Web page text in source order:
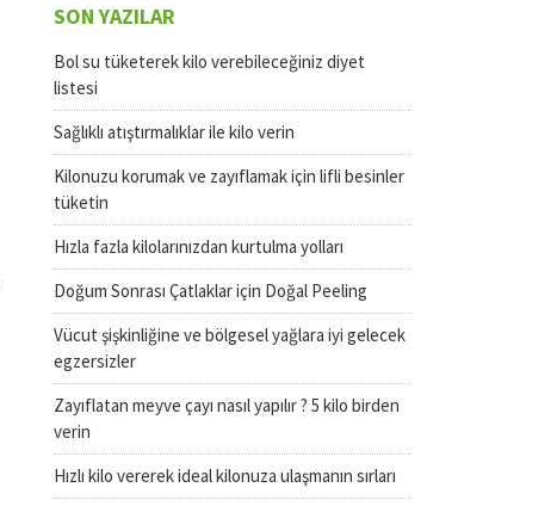
SON YAZILAR
Bol su tüketerek kilo verebileceğiniz diyet
listesi
Sağlıklı atıştırmalıklar ile kilo verin
Kilonuzu korumak ve zayıflamak için lifli besinler
tüketin
Hızla fazla kilolarınızdan kurtulma yolları
Doğum Sonrası Çatlaklar için Doğal Peeling
Vücut şişkinliğine ve bölgesel yağlara iyi gelecek
egzersizler
Zayıflatan meyve çayı nasıl yapılır ? 5 kilo birden
verin
Hızlı kilo vererek ideal kilonuza ulaşmanın sırları